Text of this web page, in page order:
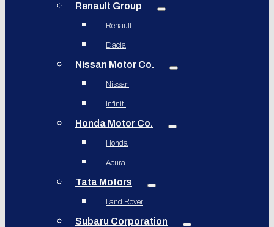
Renault Group
Renault
Dacia
Nissan Motor Co.
Nissan
Infiniti
Honda Motor Co.
Honda
Acura
Tata Motors
Land Rover
Subaru Corporation